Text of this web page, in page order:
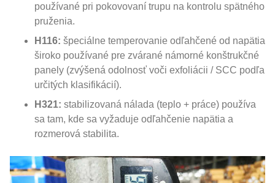
používané pri pokovovaní trupu na kontrolu spätného
pruženia.
H116: špeciálne temperovanie odľahčené od napätia
široko používané pre zvárané námorné konštrukčné
panely (zvýšená odolnosť voči exfoliácii / SCC podľa
určitých klasifikácií).
H321: stabilizovaná nálada (teplo + práce) používa
sa tam, kde sa vyžaduje odľahčenie napätia a
rozmerová stabilita.